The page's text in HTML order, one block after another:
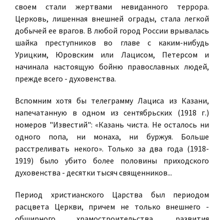
своем стали жертвами невиданного террора.
Церковь, лишенная внешней ограды, стала легкой
добычей ее врагов. В любой город России врывалась
шайка преступников во главе с каким-нибудь
Урицким, Юровским или Лацисом, Петерсом и
начинала настоящую бойню православных людей,
прежде всего - духовенства.
Вспомним хотя бы телеграмму Лациса из Казани,
напечатанную в одном из сентябрьских (1918 г.)
номеров "Известий": «Казань чиста. Не осталось ни
одного попа, ни монаха, ни буржуя. Больше
расстреливать некого». Только за два года (1918-
1919) было убито более половины приходского
духовенства - десятки тысяч священников...
Период христианского Царства был периодом
расцвета Церкви, причем не только внешнего -